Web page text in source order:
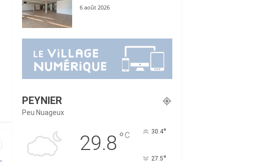
6 août 2026
PEYNIER
Peu Nuageux
29.8 °C 30.4°
27.5°